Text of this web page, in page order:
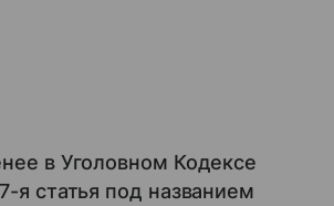
в Уголовном Кодексе
я статья под названием